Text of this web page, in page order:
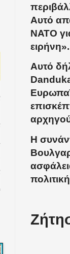
Αυτό
ΝΑΤΟ
ειρήνη».
Αυτό
Η